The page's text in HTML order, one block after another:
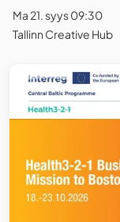
Ma 21. syys 09:30
Tallinn Creative Hub